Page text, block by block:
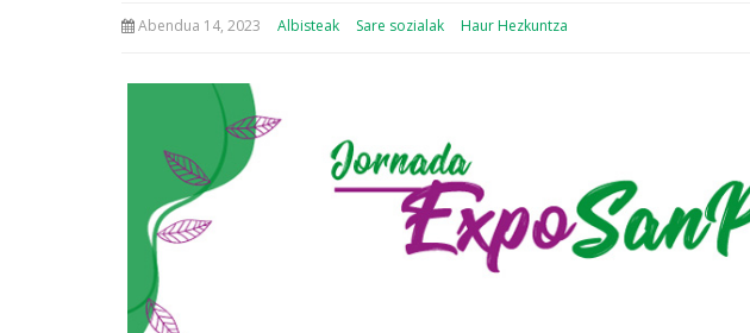
Abendua 14, 2023 Albisteak Sare sozialak Haur Hezkuntza